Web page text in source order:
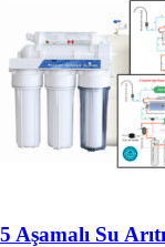
5 Aşamalı Su